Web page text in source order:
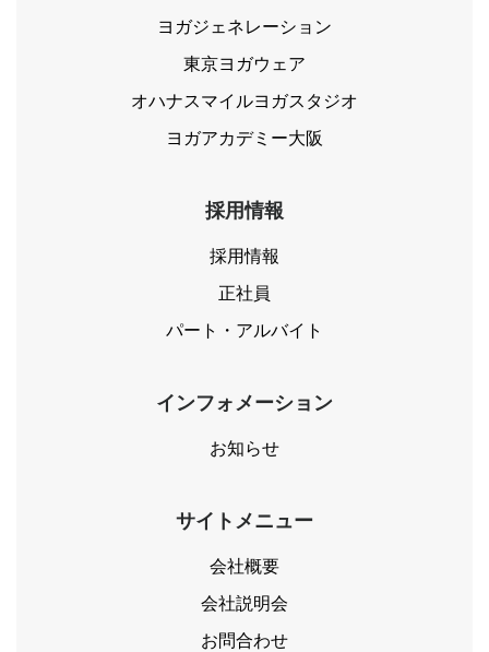
ヨガジェネレーション
東京ヨガウェア
オハナスマイルヨガスタジオ
ヨガアカデミー大阪
採用情報
採用情報
正社員
パート・アルバイト
インフォメーション
お知らせ
サイトメニュー
会社概要
会社説明会
お問合わせ